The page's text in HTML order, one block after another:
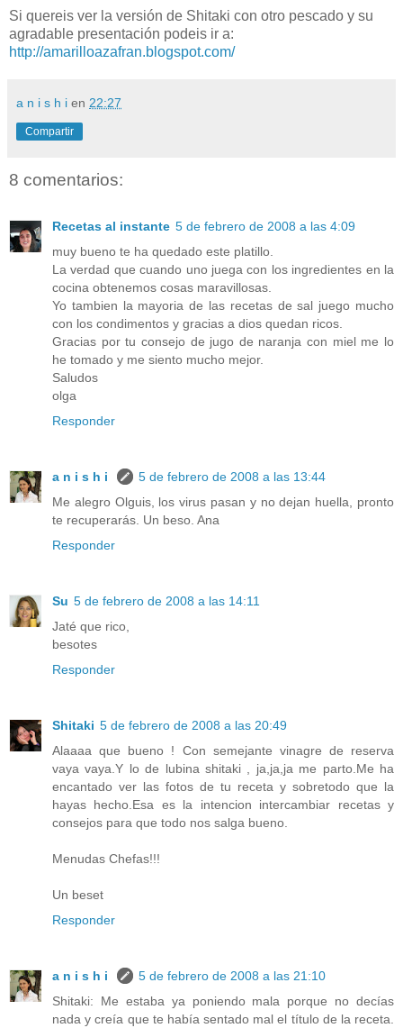
Si quereis ver la versión de Shitaki con otro pescado y su
agradable presentación podeis ir a:
http://amarilloazafran.blogspot.com/
a n i s h i en 22:27
Compartir
8 comentarios:
Recetas al instante 5 de febrero de 2008 a las 4:09
muy bueno te ha quedado este platillo.
La verdad que cuando uno juega con los ingredientes en la
cocina obtenemos cosas maravillosas.
Yo tambien la mayoria de las recetas de sal juego mucho
con los condimentos y gracias a dios quedan ricos.
Gracias por tu consejo de jugo de naranja con miel me lo
he tomado y me siento mucho mejor.
Saludos
olga
Responder
a n i s h i
5 de febrero de 2008 a las 13:44
Me alegro Olguis, los virus pasan y no dejan huella, pronto
te recuperarás. Un beso. Ana
Responder
Su 5 de febrero de 2008 a las 14:11
Jaté que rico,
besotes
Responder
Shitaki 5 de febrero de 2008 a las 20:49
Alaaaa que bueno ! Con semejante vinagre de reserva
vaya vaya.Y lo de lubina shitaki , ja,ja,ja me parto.Me ha
encantado ver las fotos de tu receta y sobretodo que la
hayas hecho.Esa es la intencion intercambiar recetas y
consejos para que todo nos salga bueno.
Menudas Chefas!!!
Un beset
Responder
a n i s h i
5 de febrero de 2008 a las 21:10
Shitaki: Me estaba ya poniendo mala porque no decías
nada y creía que te había sentado mal el título de la receta.